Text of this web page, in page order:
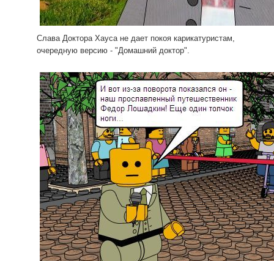
Слава Доктора Хауса не дает покоя карикатуристам,
очередную версию - "Домашний доктор".